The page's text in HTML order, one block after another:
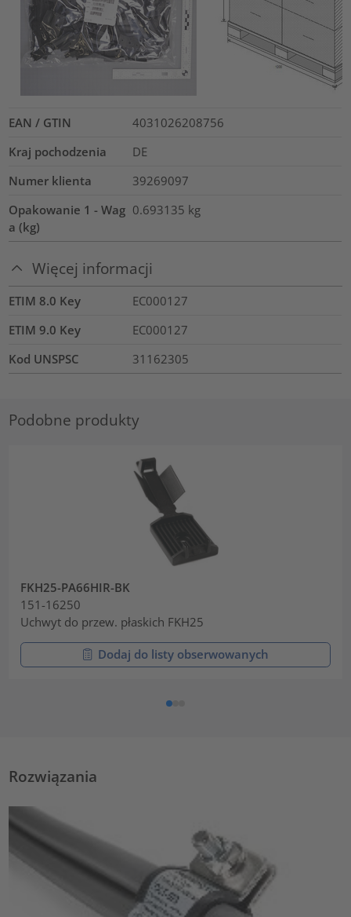
EAN / GTIN
4031026208756
Kraj pochodzenia
DE
Numer klienta
39269097
Opakowanie 1 - Wag
a (kg)
0.693135 kg
Więcej informacji
ETIM 8.0 Key
EC000127
ETIM 9.0 Key
EC000127
Kod UNSPSC
31162305
Podobne produkty
FKH25-PA66HIR-BK
151-16250
Uchwyt do przew. płaskich FKH25
Dodaj do listy obserwowanych
Rozwiązania